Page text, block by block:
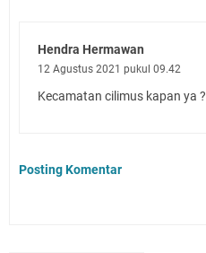
Hendra Hermawan
12 Agustus 2021 pukul 09.42
Kecamatan cilimus kapan ya ?
Posting Komentar